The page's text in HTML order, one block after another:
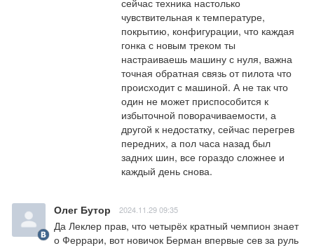
чувствительная к температуре,
покрытию, конфигурации, что каждая
гонка с новым треком ты
настраиваешь машину с нуля, важна
точная обратная связь от пилота что
происходит с машиной. А не так что
один не может приспособится к
избыточной поворачиваемости, а
другой к недостатку, сейчас перегрев
передних, а пол часа назад был
задних шин, все гораздо сложнее и
каждый день снова.
Олег Бутор 2024.11.29 09:35
Да Леклер прав, что четырёх кратный чемпион знает
о Феррари, вот новичок Берман впервые сев за руль